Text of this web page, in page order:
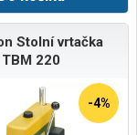
do ruky, je
tvarovaná z
(odolného
olejům a kyselinám);
šroubováku je
tvarovány v úchopové
pohodlnou práci.
Stolní vrtačka
TBM 220
-4%